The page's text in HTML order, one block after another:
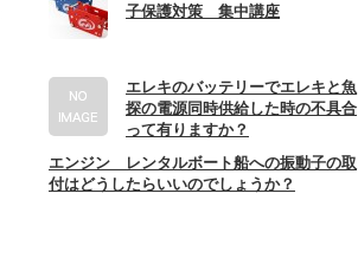
子保護対策 集中講座
エレキのバッテリーでエレキと魚
探の電源同時供給した時の不具合
って有りますか？
エンジン レンタルボート船への振動子の取
付はどうしたらいいのでしょうか？